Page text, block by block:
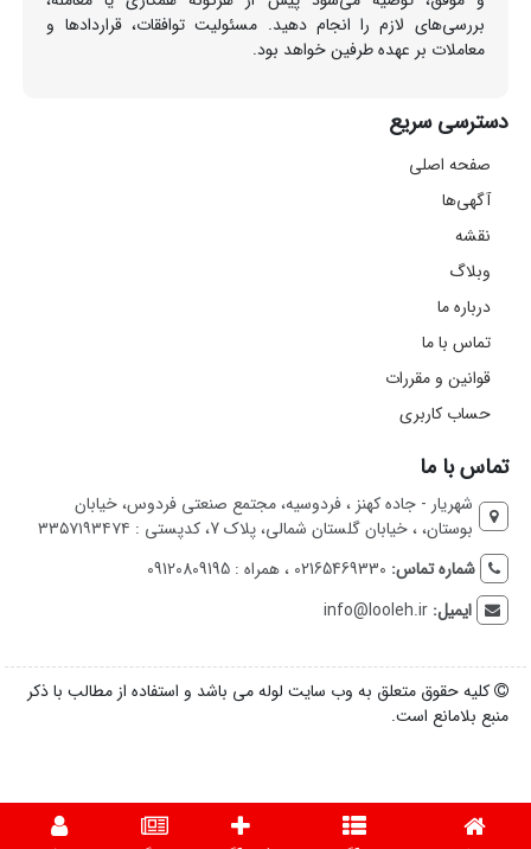
بررسی‌های لازم را انجام دهید. مسئولیت توافقات، قراردادها و
معاملات بر عهده طرفین خواهد بود.
دسترسی سریع
صفحه اصلی
آگهی‌ها
نقشه
وبلاگ
درباره ما
تماس با ما
قوانین و مقررات
حساب کاربری
تماس با ما
شهریار - جاده کهنز ، فردوسیه، مجتمع صنعتی فردوس، خیابان
بوستان، ، خیابان گلستان شمالی، پلاک 7، کدپستی : ۳۳۵۷۱۹۳۴۷۴
شماره تماس: 02165469330 ، همراه : 09120809195
ایمیل:info@looleh.ir
کلیه حقوق متعلق به وب سایت لوله می باشد و استفاده از مطالب با ذکر
منبع بلامانع است.